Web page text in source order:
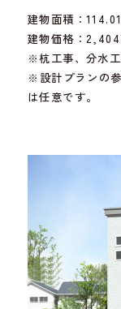
建物面積：
建物価格：
※杭工事、分水
※設計プランの
は任意です。